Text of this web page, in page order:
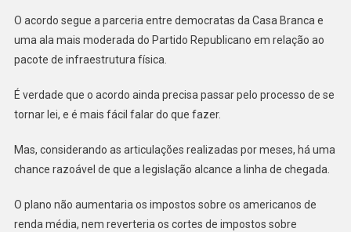
O acordo segue a parceria entre democratas da Casa Branca e
uma ala mais moderada do Partido Republicano em relação ao
pacote de infraestrutura física.
É verdade que o acordo ainda precisa passar pelo processo de se
tornar lei, e é mais fácil falar do que fazer.
Mas, considerando as articulações realizadas por meses, há uma
chance razoável de que a legislação alcance a linha de chegada.
O plano não aumentaria os impostos sobre os americanos de
renda média, nem reverteria os cortes de impostos sobre